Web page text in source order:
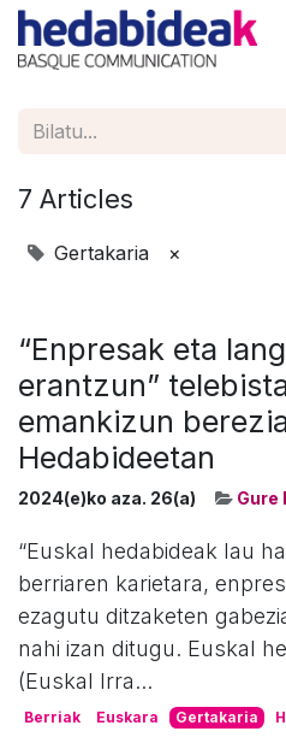
7 Articles
Gertakaria ×
“Enpresak eta
erantzun”
emankizun
Hedabideetan
2024(e)ko aza. 26(a) Gure
“Euskal hedabideak lau
berriaren karietara,
ezagutu ditzaketen
nahi izan ditugu. Euskal
(Euskal Irra...
Berriak Euskara Gertakaria